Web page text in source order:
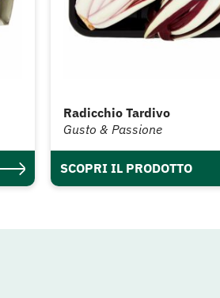
Radicchio Tardivo
Gusto & Passione
SCOPRI IL PRODOTTO